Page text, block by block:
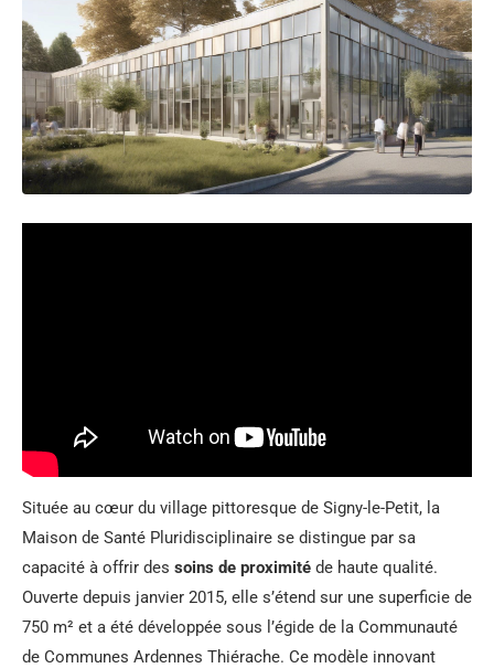
Située au cœur du village pittoresque de Signy-le-Petit, la
Maison de Santé Pluridisciplinaire se distingue par sa
capacité à offrir des soins de proximité de haute qualité.
Ouverte depuis janvier 2015, elle s’étend sur une superficie de
750 m² et a été développée sous l’égide de la Communauté
de Communes Ardennes Thiérache. Ce modèle innovant